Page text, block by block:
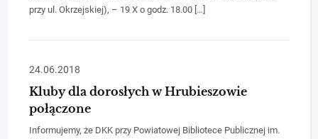
przy ul. Okrzejskiej), – 19 X o godz. 18.00 […]
24.06.2018
Kluby dla dorosłych w Hrubieszowie
połączone
Informujemy, że DKK przy Powiatowej Bibliotece Publicznej im.